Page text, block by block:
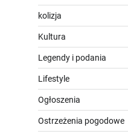
kolizja
Kultura
Legendy i podania
Lifestyle
Ogłoszenia
Ostrzeżenia pogodowe